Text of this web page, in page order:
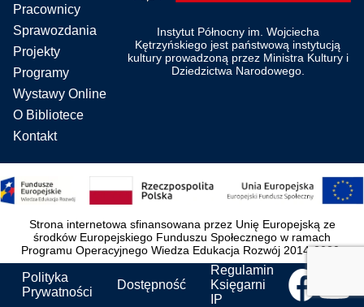
Pracownicy
Sprawozdania
Projekty
Programy
Wystawy Online
O Bibliotece
Kontakt
Instytut Północny im. Wojciecha
Kętrzyńskiego jest państwową instytucją
kultury prowadzoną przez Ministra Kultury i
Dziedzictwa Narodowego.
Strona internetowa sfinansowana przez Unię Europejską ze
środków Europejskiego Funduszu Społecznego w ramach
Programu Operacyjnego Wiedza Edukacja Rozwój 2014-2020.
Polityka
Prywatności
Dostępność
Regulamin
Księgarni
IP